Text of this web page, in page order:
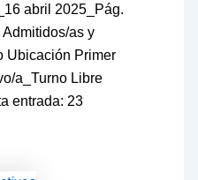
abril 2025_Pág.
as y
Ubicación Primer
a_Turno Libre
entrada: 23